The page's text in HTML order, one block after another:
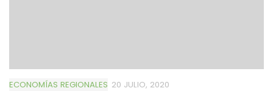
ECONOMÍAS REGIONALES 20 JULIO, 2020